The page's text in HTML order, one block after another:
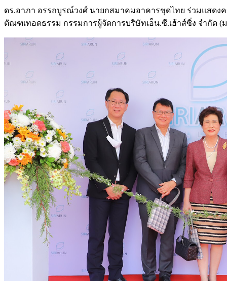
ดร.อาภา อรรถบูรณ์วงศ์ นายกสมาคมอาคารชุดไทย ร่วมแสดงค
ตัณฑเทอดธรรม กรรมการผู้จัดการบริษัทเอ็น.ซี.เฮ้าส์ซิ่ง จำกัด (